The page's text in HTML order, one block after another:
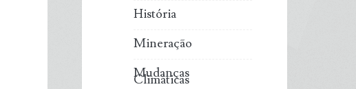
História
Mineração
Mudanças
Climáticas